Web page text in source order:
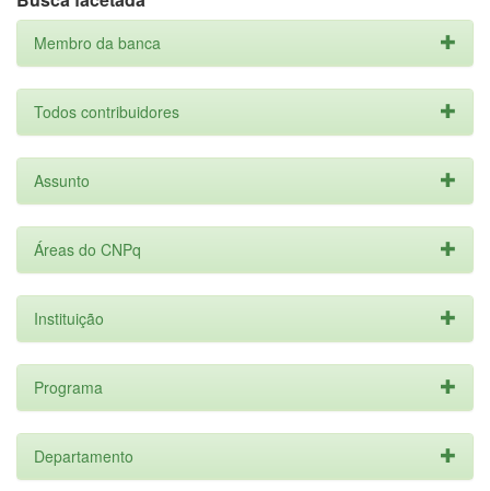
Membro da banca
Todos contribuidores
Assunto
Áreas do CNPq
Instituição
Programa
Departamento